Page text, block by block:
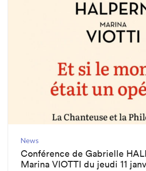
News
Conférence de Gabrielle
Marina VIOTTI du jeudi 11